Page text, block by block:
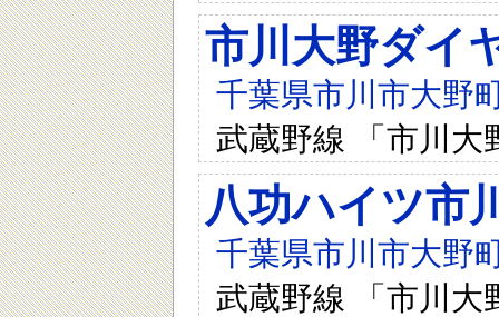
市川大野ダイ
千葉県市川市大野
武蔵野線 「市川大
八功ハイツ市
千葉県市川市大野
武蔵野線 「市川大